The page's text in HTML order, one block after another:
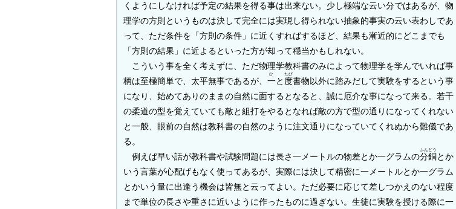
くようにしなければ予定の結果を得る事は出来ない。少し極端な云い分ではあるが、物
理学の方則というものは決して完全には実現し得られない抽象的事実の云い表わしであ
って、ただ条件を「方則の条件」に近くすればするほど、結果も漸近的にどこまでも
「方則の結果」に近よるといった方が却って穏当かもしれない。
こういう事を全く考えずに、ただ物理学教科書のみによって物理学を学んでいれば事
柄は至極簡単で、太平無事であるが、 一
ひ
と 度
たび
書物以外に踏みだして実験をするという事
になり、始めてありのままの自然に面するとなると、誠に厄介な事になって来る。若干
の柔道の型を覚えていても敵と組打をやるとなれば敵の方で型の通りになってくれない
と一般、眼前の自然は教科書の自然のように注文通りになっていてくれぬから難儀であ
る。
例えば早い話が教科書や試験問題には長さ一メートルの物差とか一グラムの分銅
ふんどう
とか
いう言葉が心配げもなく使ってあるが、実際には決して精密に一メートルとか一グラム
とかいう量に出逢う機会は皆無と云ってよい。ただ必要に応じて差しつかえのない程度
まで単位の長さや重さに近いように作ったものに過ぎない。生徒に実験を授ける際に一